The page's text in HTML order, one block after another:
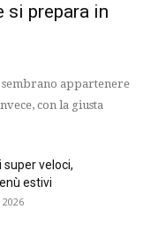
si prepara in
appartenere
con la giusta
super veloci,
estivi